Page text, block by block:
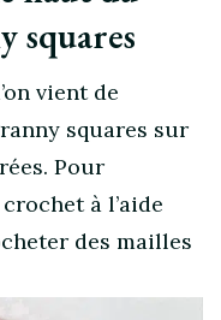
squares
vient de
squares sur
Pour
à l’aide
des mailles